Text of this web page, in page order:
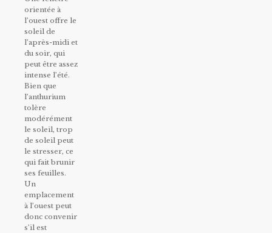
orientée à
l’ouest offre le
soleil de
l’après-midi et
du soir, qui
peut être assez
intense l’été.
Bien que
l’anthurium
tolère
modérément
le soleil, trop
de soleil peut
le stresser, ce
qui fait brunir
ses feuilles.
Un
emplacement
à l’ouest peut
donc convenir
s’il est